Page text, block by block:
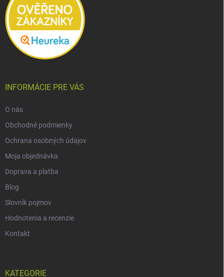
INFORMÁCIE PRE VÁS
O nás
Obchodné podmienky
Ochrana osobných údajov
Moja objednávka
Doprava a platba
Blog
Slovník pojmov
Hodnotenia a recenzie
Kontakt
KATEGORIE